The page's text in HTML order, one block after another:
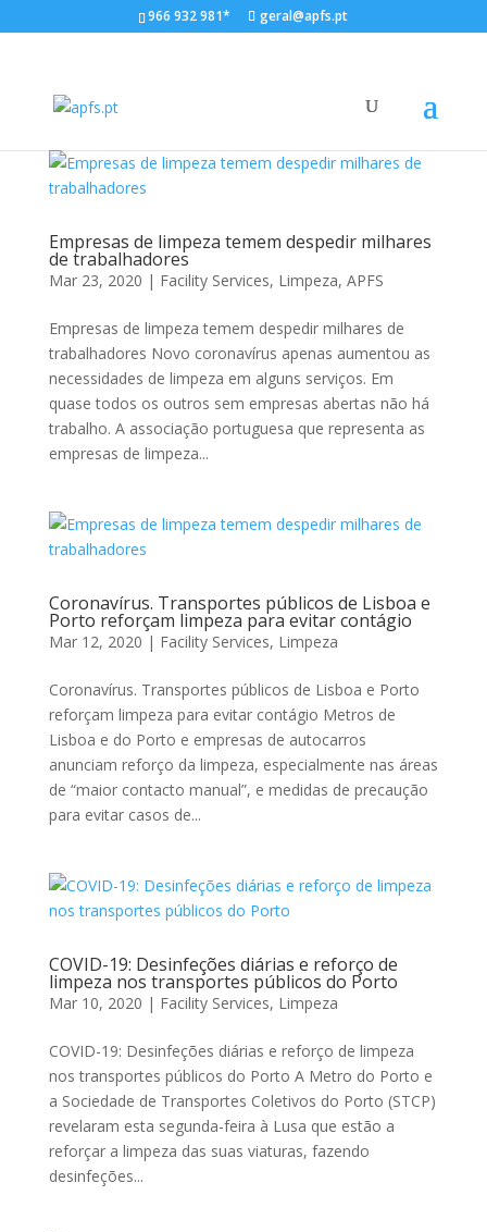
966 932 981* geral@apfs.pt
Empresas de limpeza temem despedir milhares
de trabalhadores
Mar 23, 2020 | Facility Services, Limpeza, APFS
Empresas de limpeza temem despedir milhares de
trabalhadores Novo coronavírus apenas aumentou as
necessidades de limpeza em alguns serviços. Em
quase todos os outros sem empresas abertas não há
trabalho. A associação portuguesa que representa as
empresas de limpeza...
Coronavírus. Transportes públicos de Lisboa e
Porto reforçam limpeza para evitar contágio
Mar 12, 2020 | Facility Services, Limpeza
Coronavírus. Transportes públicos de Lisboa e Porto
reforçam limpeza para evitar contágio Metros de
Lisboa e do Porto e empresas de autocarros
anunciam reforço da limpeza, especialmente nas áreas
de “maior contacto manual”, e medidas de precaução
para evitar casos de...
COVID-19: Desinfeções diárias e reforço de
limpeza nos transportes públicos do Porto
Mar 10, 2020 | Facility Services, Limpeza
COVID-19: Desinfeções diárias e reforço de limpeza
nos transportes públicos do Porto A Metro do Porto e
a Sociedade de Transportes Coletivos do Porto (STCP)
revelaram esta segunda-feira à Lusa que estão a
reforçar a limpeza das suas viaturas, fazendo
desinfeções...